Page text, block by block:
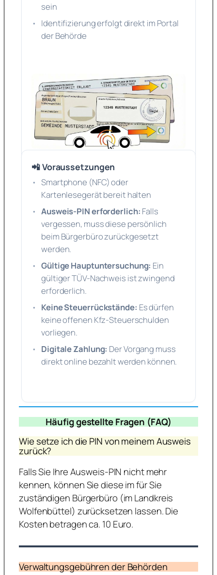
sein
Identifizierung erfolgt direkt im Portal
der Behörde
📲 Voraussetzungen
Smartphone (NFC) oder
Kartenlesegerät bereit halten
Ausweis-PIN erforderlich: Falls
vergessen, muss diese persönlich
beim Bürgerbüro zurückgesetzt
werden.
Gültige Hauptuntersuchung: Ein
gültiger TÜV-Nachweis ist zwingend
erforderlich.
Keine Steuerrückstände: Es dürfen
keine offenen Kfz-Steuerschulden
vorliegen.
Digitale Zahlung: Der Vorgang muss
direkt online bezahlt werden können.
Häufig gestellte Fragen (FAQ)
Wie setze ich die PIN von meinem Ausweis
zurück?
Falls Sie Ihre Ausweis-PIN nicht mehr
kennen, können Sie diese im für Sie
zuständigen Bürgerbüro (im Landkreis
Wolfenbüttel) zurücksetzen lassen. Die
Kosten betragen ca. 10 Euro.
Verwaltungsgebühren der Behörden